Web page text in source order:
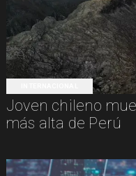
Joven chileno
más alta de Perú